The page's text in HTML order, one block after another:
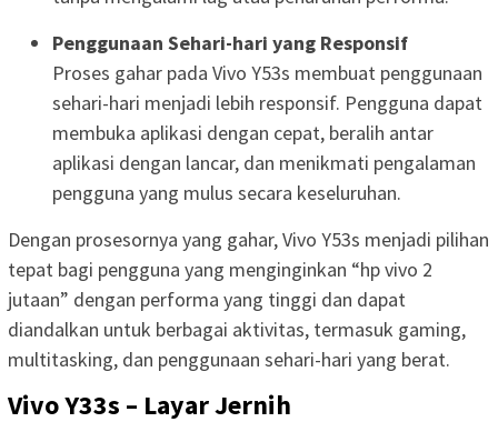
Penggunaan Sehari-hari yang Responsif
Proses gahar pada Vivo Y53s membuat penggunaan
sehari-hari menjadi lebih responsif. Pengguna dapat
membuka aplikasi dengan cepat, beralih antar
aplikasi dengan lancar, dan menikmati pengalaman
pengguna yang mulus secara keseluruhan.
Dengan prosesornya yang gahar, Vivo Y53s menjadi pilihan
tepat bagi pengguna yang menginginkan “hp vivo 2
jutaan” dengan performa yang tinggi dan dapat
diandalkan untuk berbagai aktivitas, termasuk gaming,
multitasking, dan penggunaan sehari-hari yang berat.
Vivo Y33s – Layar Jernih